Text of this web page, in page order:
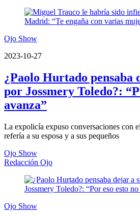
Ojo Show
2023-10-27
¿Paolo Hurtado pensaba
por Jossmery Toledo?:
avanza”
La expolicía expuso conversaciones con
refería a su esposa y a sus pequeños
Ojo Show
Redacción Ojo
Ojo Show